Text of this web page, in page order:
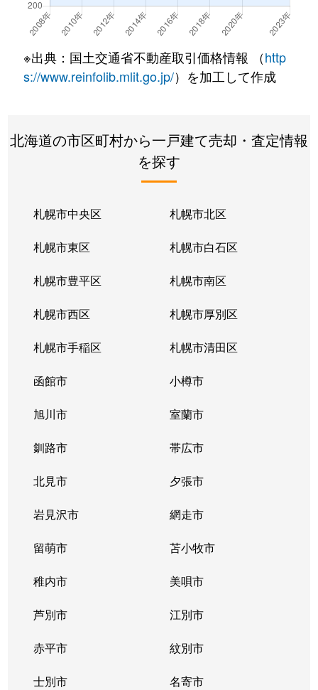
※出典：国土交通省不動産取引価格情報 （http
s://www.reinfolib.mlit.go.jp/）を加工して作成
北海道の市区町村から一戸建て売却・査定情報
を探す
札幌市中央区 札幌市北区
札幌市東区 札幌市白石区
札幌市豊平区 札幌市南区
札幌市西区 札幌市厚別区
札幌市手稲区 札幌市清田区
函館市 小樽市
旭川市 室蘭市
釧路市 帯広市
北見市 夕張市
岩見沢市 網走市
留萌市 苫小牧市
稚内市 美唄市
芦別市 江別市
赤平市 紋別市
士別市 名寄市